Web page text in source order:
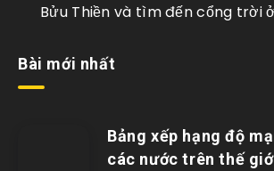
Bửu Thiền và tìm đến cổng trời
Bài mới nhất
Bảng xếp hạng độ
các nước trên thế